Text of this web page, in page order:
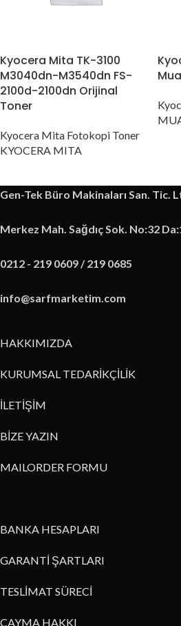
Kyocera Mita TK-3100
M3040dn-M3540dn FS-
2100d-2100dn Orijinal
Toner
Kyocera Mita Fotokopi Toner
KYOCERA MITA
Gen-Tek Büro Makinaları San. Tic.
Merkez Mah. Sağdıç Sok. No:32
0212 - 219 0609 / 219 0685
info@sarfmarketim.com
HAKKIMIZDA
KURUMSAL TEDARİKÇİLİK
İLETİŞİM
BİZE YAZIN
MAILORDER FORMU
BANKA HESAPLARI
GARANTİ ŞARTLARI
TESLİMAT SÜRECİ
CAYMA HAKKI